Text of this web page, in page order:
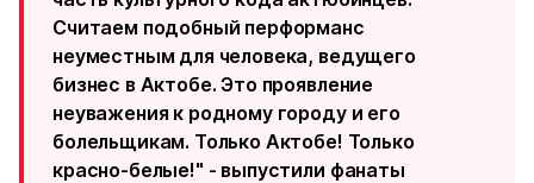
Считаем подобный перформанс
неуместным для человека, ведущего
бизнес в Актобе. Это проявление
неуважения к родному городу и его
болельщикам. Только Актобе! Только
красно-белые!" - выпустили фанаты